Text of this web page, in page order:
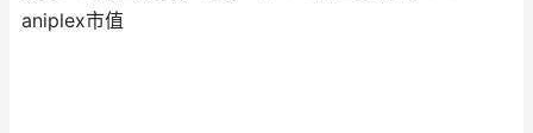
aniplex市值